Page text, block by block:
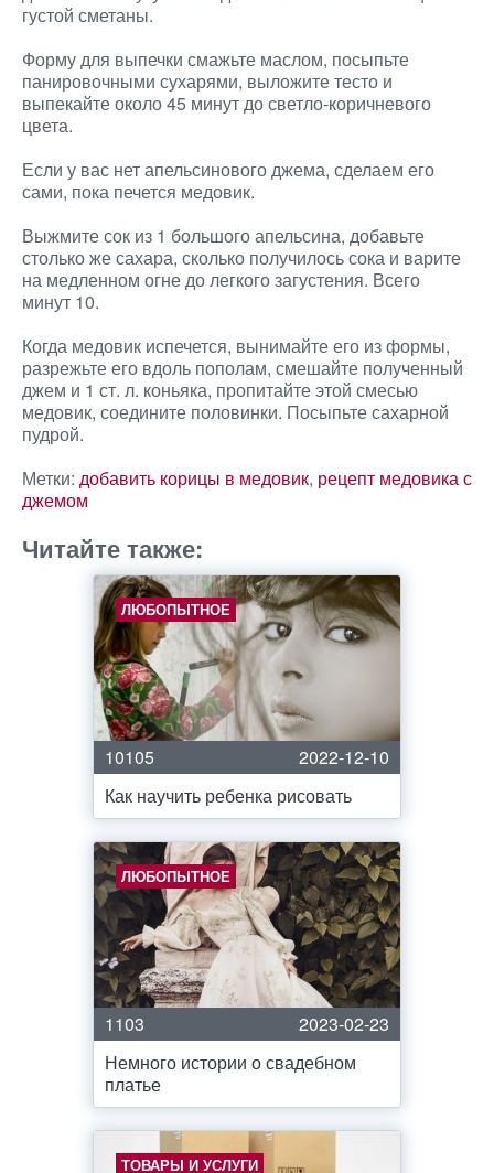
густой сметаны.
Форму для выпечки смажьте маслом, посыпьте
панировочными сухарями, выложите тесто и
выпекайте около 45 минут до светло-коричневого
цвета.
Если у вас нет апельсинового джема, сделаем его
сами, пока печется медовик.
Выжмите сок из 1 большого апельсина, добавьте
столько же сахара, сколько получилось сока и варите
на медленном огне до легкого загустения. Всего
минут 10.
Когда медовик испечется, вынимайте его из формы,
разрежьте его вдоль пополам, смешайте полученный
джем и 1 ст. л. коньяка, пропитайте этой смесью
медовик, соедините половинки. Посыпьте сахарной
пудрой.
Метки: добавить корицы в медовик, рецепт медовика с
джемом
Читайте также:
ЛЮБОПЫТНОЕ
10105
2022-12-10
Как научить ребенка рисовать
ЛЮБОПЫТНОЕ
1103
2023-02-23
Немного истории о свадебном
платье
ТОВАРЫ И УСЛУГИ